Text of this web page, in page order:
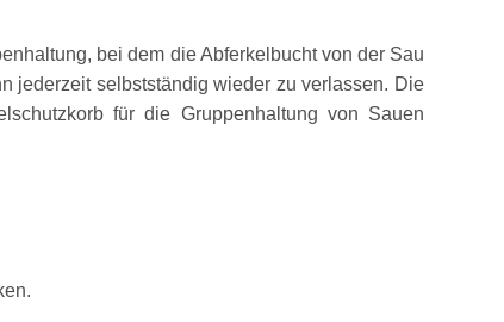
bei dem die Abferkelbucht von der Sau
jederzeit selbstständig wieder zu verlassen. Die
für die Gruppenhaltung von Sauen